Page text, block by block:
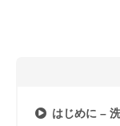
はじめに –